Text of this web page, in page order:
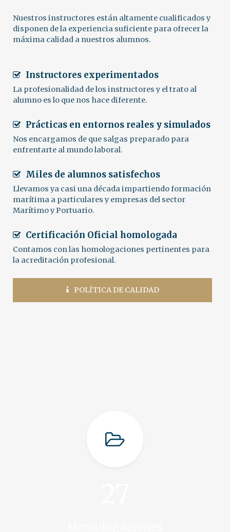
Nuestros instructores están altamente cualificados y
disponen de la experiencia suficiente para ofrecer la
máxima calidad a nuestros alumnos.
Instructores experimentados
La profesionalidad de los instructores y el trato al
alumno es lo que nos hace diferente.
Prácticas en entornos reales y simulados
Nos encargamos de que salgas preparado para
enfrentarte al mundo laboral.
Miles de alumnos satisfechos
Llevamos ya casi una década impartiendo formación
marítima a particulares y empresas del sector
Marítimo y Portuario.
Certificación Oficial homologada
Contamos con las homologaciones pertinentes para
la acreditación profesional.
POLÍTICA DE CALIDAD